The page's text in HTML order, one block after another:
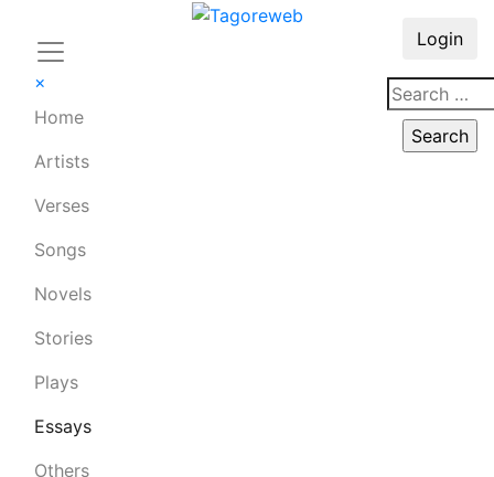
×
Home
Artists
Verses
Songs
Novels
Stories
Plays
Essays
Others
Login